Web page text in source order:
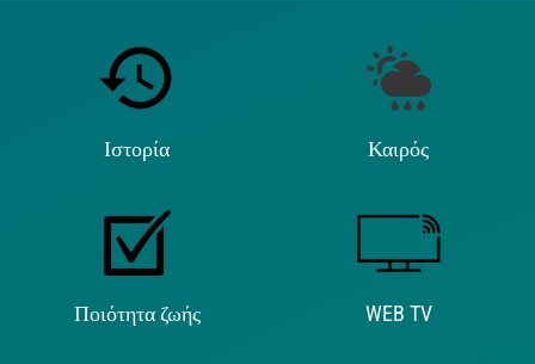
Ιστορία Καιρός
Ποιότητα ζωής WEB TV